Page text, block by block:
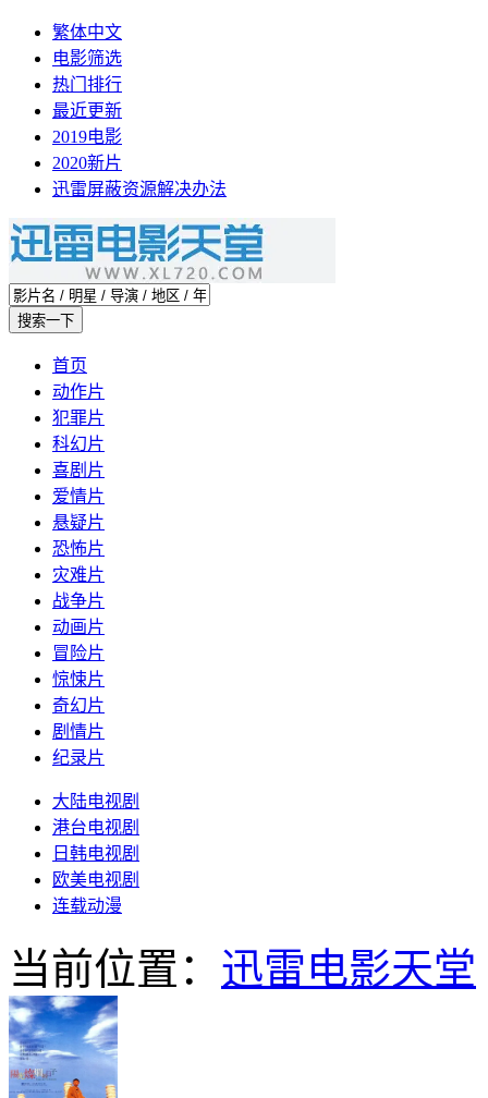
繁体中文
电影筛选
热门排行
最近更新
2019电影
2020新片
迅雷屏蔽资源解决办法
首页
动作片
犯罪片
科幻片
喜剧片
爱情片
悬疑片
恐怖片
灾难片
战争片
动画片
冒险片
惊悚片
奇幻片
剧情片
纪录片
大陆电视剧
港台电视剧
日韩电视剧
欧美电视剧
连载动漫
当前位置： 迅雷电影天堂